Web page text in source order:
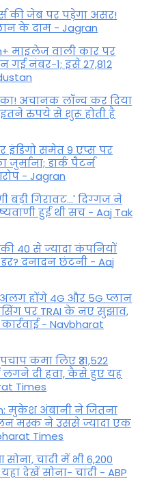
पर बने हों ऐसे
हमेशा रहती हैं
होती है धन की
की जेब पर पड़ेगा असर!
के दाम - Jagran
माइलेज वाली कार पर
गई नंबर-1; इसे 27,812
अचानक लॉन्च कर दिया
रुपये से शुरू होती है
इंडिगो समेत 9 एप्स पर
डार्क पैटर्न
- Jagran
बड़ी गिरावट...' दिग्‍गज ने
हुई थी सच - Aaj Tak
40 से ज्यादा कंपनियों
दनादन छंटनी - Aaj
अलग होंगे 4G और 5G प्लान
पर TRAI के नए सुझाव,
- Navbharat
कमा लिए ₹31,522
लगने दी हवा, कैसे हुए यह
Times
मुकेश अंबानी ने जितना
मस्क ने उससे ज्यादा एक
Times
चांदी में भी 6,200
देखें सोना- चांदी - ABP